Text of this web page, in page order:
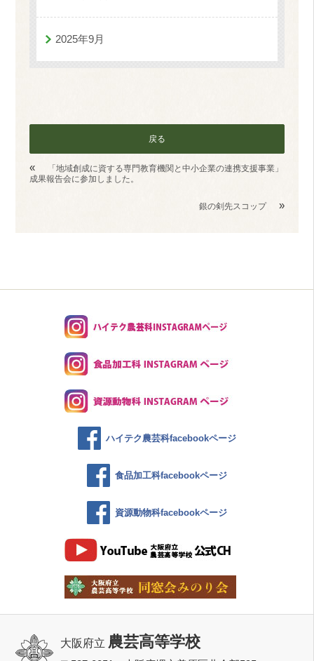
2025年9月
戻る
«
「地域創成に資する専門教育機関と中小企業の連携支援事業」
成果報告会に参加しました。
銀の剣先スコップ »
ハイテク農芸科facebookページ
食品加工科facebookページ
資源動物科facebookページ
大阪府立 農芸高等学校